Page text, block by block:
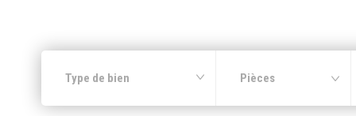
Type de bien Pièces